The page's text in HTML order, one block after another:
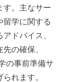
す。主なサー
留学に関する
ドバイス、
の確保、
の事前準備サ
れます。